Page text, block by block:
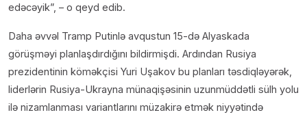
edəcəyik”, – o qeyd edib.
Daha əvvəl Tramp Putinlə avqustun 15-də Alyaskada
görüşməyi planlaşdırdığını bildirmişdi. Ardından Rusiya
prezidentinin köməkçisi Yuri Uşakov bu planları təsdiqləyərək,
liderlərin Rusiya-Ukrayna münaqişəsinin uzunmüddətli sülh yolu
ilə nizamlanması variantlarını müzakirə etmək niyyətində